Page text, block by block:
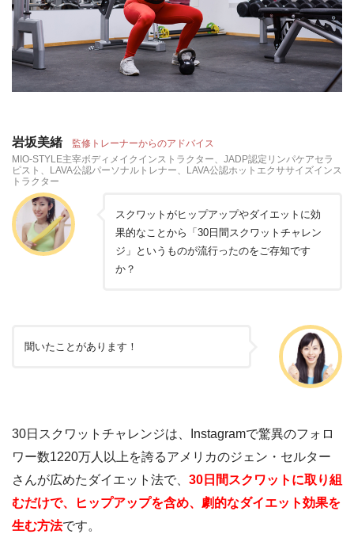
岩坂美緒 監修トレーナーからのアドバイス
MIO-STYLE主宰ボディメイクインストラクター、JADP認定リンパケアセラ
ピスト、LAVA公認パーソナルトレナー、LAVA公認ホットエクササイズインス
トラクター
スクワットがヒップアップやダイエットに効
果的なことから「30日間スクワットチャレン
ジ」というものが流行ったのをご存知です
か？
聞いたことがあります！
30日スクワットチャレンジは、Instagramで驚異のフォロ
ワー数1220万人以上を誇るアメリカのジェン・セルター
さんが広めたダイエット法で、 30日間スクワットに取り組
むだけで、ヒップアップを含め、劇的なダイエット効果を
生む方法です。